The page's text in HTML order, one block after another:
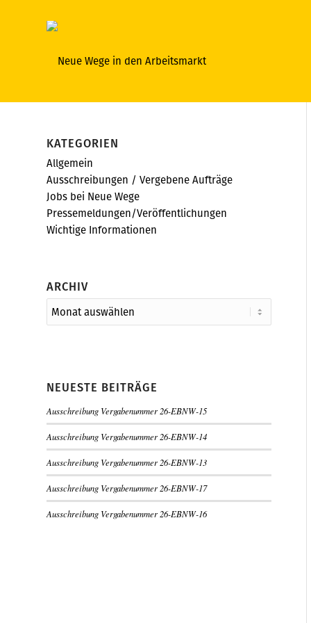
KATEGORIEN
Allgemein
Ausschreibungen / Vergebene Aufträge
Jobs bei Neue Wege
Pressemeldungen/Veröffentlichungen
Wichtige Informationen
ARCHIV
NEUESTE BEITRÄGE
Ausschreibung Vergabenummer 26-EBNW-15
Ausschreibung Vergabenummer 26-EBNW-14
Ausschreibung Vergabenummer 26-EBNW-13
Ausschreibung Vergabenummer 26-EBNW-17
Ausschreibung Vergabenummer 26-EBNW-16